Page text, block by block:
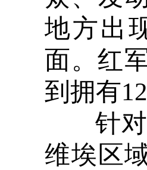
地方出
面。红
到拥有
针对“
维埃区